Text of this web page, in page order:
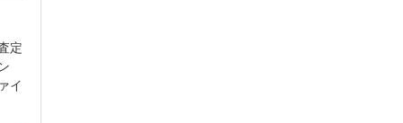
定
イ